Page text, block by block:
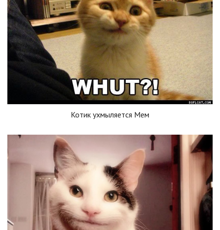
Котик ухмыляется Мем